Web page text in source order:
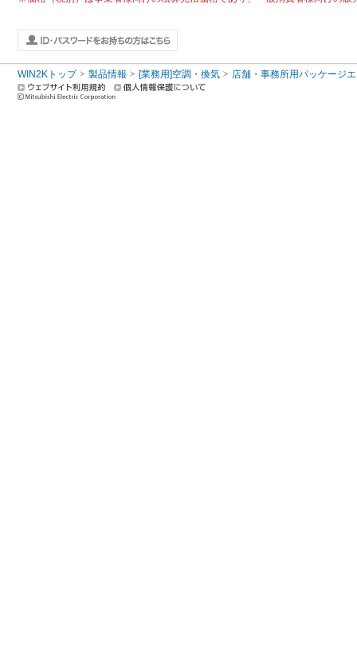
WIN2Kトップ 製品情報 [業務用]空調・換気 店舗・事務所用パッケージ